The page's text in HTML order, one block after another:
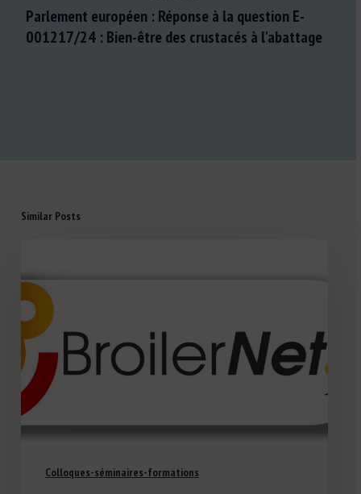
Parlement européen : Réponse à la question E-
001217/24 : Bien-être des crustacés à l'abattage
Similar Posts
Colloques-séminaires-formations